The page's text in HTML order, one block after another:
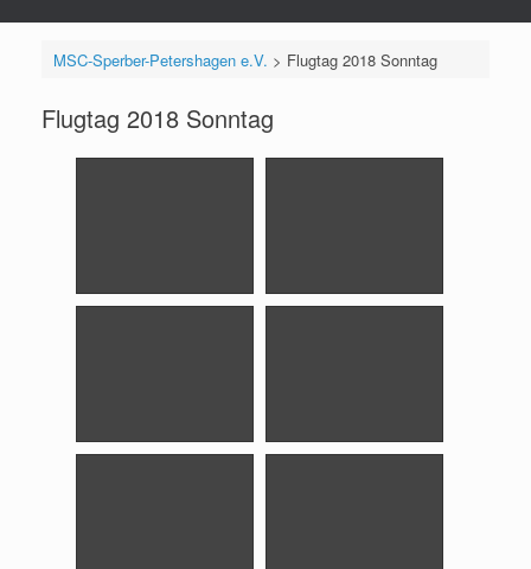
MSC-Sperber-Petershagen e.V. > Flugtag 2018 Sonntag
Flugtag 2018 Sonntag